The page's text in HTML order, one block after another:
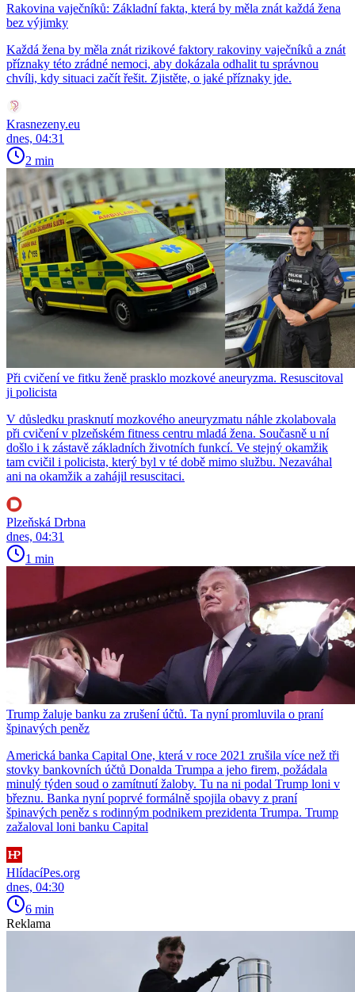
Rakovina vaječníků: Základní fakta, která by měla znát každá žena
bez výjimky
Každá žena by měla znát rizikové faktory rakoviny vaječníků a znát
příznaky této zrádné nemoci, aby dokázala odhalit tu správnou
chvíli, kdy situaci začít řešit. Zjistěte, o jaké příznaky jde.
Krasnezeny.eu
dnes, 04:31
2 min
Při cvičení ve fitku ženě prasklo mozkové aneuryzma. Resuscitoval
ji policista
V důsledku prasknutí mozkového aneuryzmatu náhle zkolabovala
při cvičení v plzeňském fitness centru mladá žena. Současně u ní
došlo i k zástavě základních životních funkcí. Ve stejný okamžik
tam cvičil i policista, který byl v té době mimo službu. Nezaváhal
ani na okamžik a zahájil resuscitaci.
Plzeňská Drbna
dnes, 04:31
1 min
Trump žaluje banku za zrušení účtů. Ta nyní promluvila o praní
špinavých peněz
Americká banka Capital One, která v roce 2021 zrušila více než tři
stovky bankovních účtů Donalda Trumpa a jeho firem, požádala
minulý týden soud o zamítnutí žaloby. Tu na ni podal Trump loni v
březnu. Banka nyní poprvé formálně spojila obavy z praní
špinavých peněz s rodinným podnikem prezidenta Trumpa. Trump
zažaloval loni banku Capital
HlídacíPes.org
dnes, 04:30
6 min
Reklama